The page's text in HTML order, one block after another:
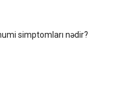
simptomları nədir?